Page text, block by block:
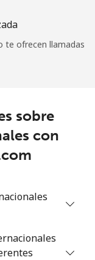
te ofrecen llamadas
sobre
con